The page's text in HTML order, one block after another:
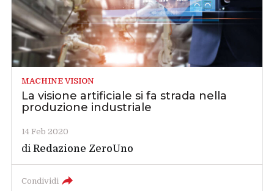
MACHINE VISION
La visione artificiale si fa strada nella
produzione industriale
14 Feb 2020
diRedazione ZeroUno
Condividi